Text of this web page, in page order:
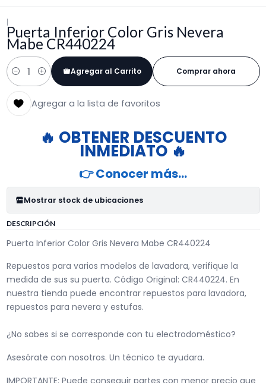
|
Puerta Inferior Color Gris Nevera
Mabe CR440224
Cantidad
Agregar al Carrito Comprar ahora
Agregar a la lista de favoritos
🔥 OBTENER DESCUENTO
INMEDIATO 🔥
👉 Conocer más…
Mostrar stock de ubicaciones
DESCRIPCIÓN
Puerta Inferior Color Gris Nevera Mabe CR440224
Repuestos para varios modelos de lavadora, verifique la
medida de sus su puerta. Código Original: CR440224. En
nuestra tienda puede encontrar repuestos para lavadora,
repuestos para nevera y estufas.
¿No sabes si se corresponde con tu electrodoméstico?
Asesórate con nosotros. Un técnico te ayudara.
IMPORTANTE: Puede conseguir partes con menor precio que